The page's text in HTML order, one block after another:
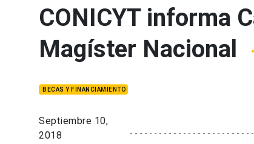
CONICYT informa
Magíster Nacional
BECAS Y FINANCIAMIENTO
Septiembre 10,
2018